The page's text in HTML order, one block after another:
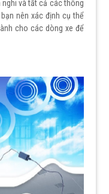
nghi và tất cả các thông
nên xác định cụ thể
cho các dòng xe để